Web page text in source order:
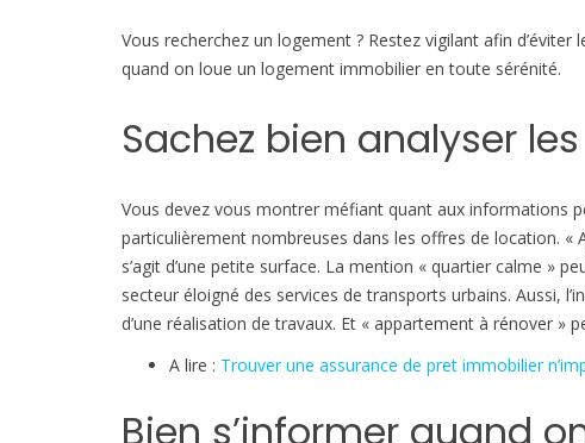
Vous recherchez un logement ? Restez vigilant afin
quand on loue un logement immobilier en toute sérénité.
Sachez bien analyser
Vous devez vous montrer méfiant quant aux informations
particulièrement nombreuses dans les offres de location. «
s’agit d’une petite surface. La mention « quartier calme »
secteur éloigné des services de transports urbains. Aussi,
d’une réalisation de travaux. Et « appartement à rénover
A lire : Trouver une assurance de pret immobilier
Bien s’informer quand